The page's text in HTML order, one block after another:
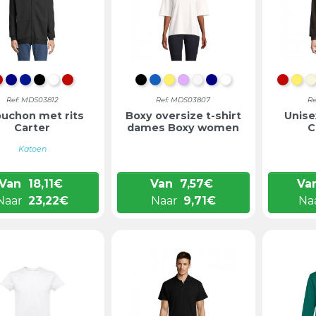
DONKERBLAUW
KONINGSBLAUW
ZWART
WITANTRACIET MIX
Ref: MDS03812
met rits
Carter
Katoen
18,11 €
23,22€
DIEP ZWART
DENIM
LICHTGEEL
LILAGEBROKEN WIT
DONKERBLAUW
WIT
Ref: MDS03807
Boxy oversize t-shirt
dames Boxy women
Van 7,57€
Naar 9,71 €